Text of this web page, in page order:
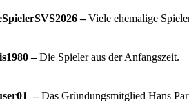
–Viele ehemalige
–Die Spieler aus der Anfangszeit.
–Das Gründungsmitglied Hans